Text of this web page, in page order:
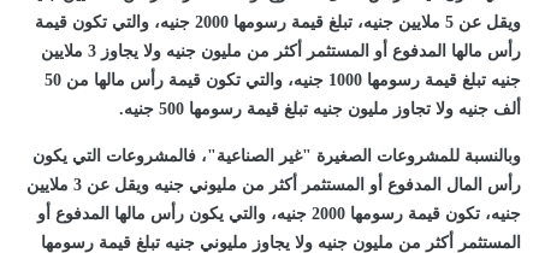
ويقل عن 5 ملايين جنيه، تبلغ قيمة رسومها 2000 جنيه، والتي تكون قيمة
رأس مالها المدفوع أو المستثمر أكثر من مليون جنيه ولا يجاوز 3 ملايين
جنيه تبلغ قيمة رسومها 1000 جنيه، والتي تكون قيمة رأس مالها من 50
ألف جنيه ولا تجاوز مليون جنيه تبلغ قيمة رسومها 500 جنيه.
وبالنسبة للمشروعات الصغيرة "غير الصناعية"، فالمشروعات التي يكون
رأس المال المدفوع أو المستثمر أكثر من مليوني جنيه ويقل عن 3 ملايين
جنيه، تكون قيمة رسومها 2000 جنيه، والتي يكون رأس مالها المدفوع أو
المستثمر أكثر من مليون جنيه ولا يجاوز مليوني جنيه تبلغ قيمة رسومها